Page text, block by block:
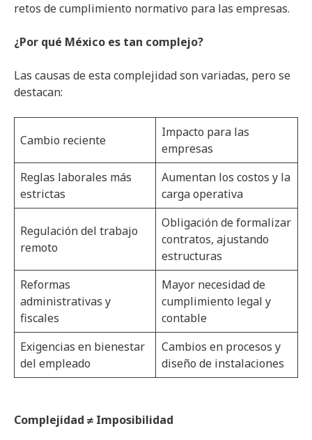
retos de cumplimiento normativo para las empresas.
¿Por qué México es tan complejo?
Las causas de esta complejidad son variadas, pero se
destacan:
Cambio reciente
Impacto para las
empresas
Reglas laborales más
estrictas
Aumentan los costos y la
carga operativa
Regulación del trabajo
remoto
Obligación de formalizar
contratos, ajustando
estructuras
Reformas
administrativas y
fiscales
Mayor necesidad de
cumplimiento legal y
contable
Exigencias en bienestar
del empleado
Cambios en procesos y
diseño de instalaciones
Complejidad ≠ Imposibilidad